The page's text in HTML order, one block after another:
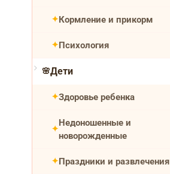
Кормление и прикорм
Психология
Дети
Здоровье ребенка
Недоношенные и
новорожденные
Праздники и развлечения